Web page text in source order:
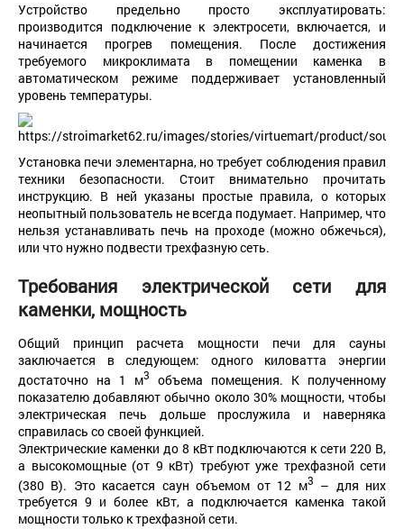
Устройство предельно просто эксплуатировать:
производится подключение к электросети, включается, и
начинается прогрев помещения. После достижения
требуемого микроклимата в помещении каменка в
автоматическом режиме поддерживает установленный
уровень температуры.
Установка печи элементарна, но требует соблюдения правил
техники безопасности. Стоит внимательно прочитать
инструкцию. В ней указаны простые правила, о которых
неопытный пользователь не всегда подумает. Например, что
нельзя устанавливать печь на проходе (можно обжечься),
или что нужно подвести трехфазную сеть.
Требования электрическойсети для
каменки, мощность
Общий принцип расчета мощности печи для сауны
заключается в следующем: одного киловатта энергии
достаточно на 1 м3 объема помещения. К полученному
показателю добавляют обычно около 30% мощности, чтобы
электрическая печь дольше прослужила и наверняка
справилась со своей функцией.
Электрические каменки до 8 кВт подключаются к сети 220 В,
а высокомощные (от 9 кВт) требуют уже трехфазной сети
(380 В). Это касается саун объемом от 12 м3 – для них
требуется 9 и более кВт, а подключается каменка такой
мощности только к трехфазной сети.